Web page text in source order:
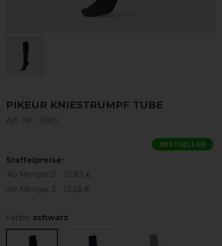
PIKEUR KNIESTRUMPF TUBE
Art.-Nr.: 3580
BESTSELLER
Staffelpreise:
Ab Menge: 2
12,83 €
Ab Menge: 3
12,56 €
Farbe: schwarz